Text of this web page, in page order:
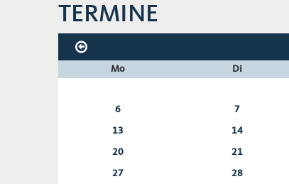
TERMINE
Mo Di
6 7
13 14
20 21
27 28